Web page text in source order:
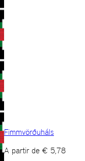
Fimmvörðuháls
A partir de € 5,78